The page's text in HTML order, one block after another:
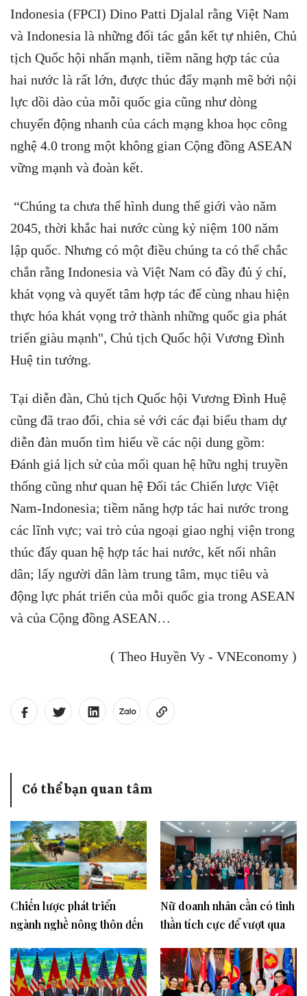
Indonesia (FPCI) Dino Patti Djalal rằng Việt Nam
và Indonesia là những đối tác gắn kết tự nhiên, Chủ
tịch Quốc hội nhấn mạnh, tiềm năng hợp tác của
hai nước là rất lớn, được thúc đẩy mạnh mẽ bởi nội
lực dồi dào của mỗi quốc gia cũng như dòng
chuyển động nhanh của cách mạng khoa học công
nghệ 4.0 trong một không gian Cộng đồng ASEAN
vững mạnh và đoàn kết.
“Chúng ta chưa thể hình dung thế giới vào năm
2045, thời khắc hai nước cùng kỷ niệm 100 năm
lập quốc. Nhưng có một điều chúng ta có thể chắc
chắn rằng Indonesia và Việt Nam có đầy đủ ý chí,
khát vọng và quyết tâm hợp tác để cùng nhau hiện
thực hóa khát vọng trở thành những quốc gia phát
triển giàu mạnh", Chủ tịch Quốc hội Vương Đình
Huệ tin tưởng.
Tại diễn đàn, Chủ tịch Quốc hội Vương Đình Huệ
cũng đã trao đổi, chia sẻ với các đại biểu tham dự
diễn đàn muốn tìm hiểu về các nội dung gồm:
Đánh giá lịch sử của mối quan hệ hữu nghị truyền
thống cũng như quan hệ Đối tác Chiến lược Việt
Nam-Indonesia; tiềm năng hợp tác hai nước trong
các lĩnh vực; vai trò của ngoại giao nghị viện trong
thúc đẩy quan hệ hợp tác hai nước, kết nối nhân
dân; lấy người dân làm trung tâm, mục tiêu và
động lực phát triển của mỗi quốc gia trong ASEAN
và của Cộng đồng ASEAN…
( Theo Huyền Vy - VNEconomy )
Có thể bạn quan tâm
Chiến lược phát triển
ngành nghề nông thôn đến
năm 2045
Nữ doanh nhân cần có tinh
thần tích cực để vượt qua